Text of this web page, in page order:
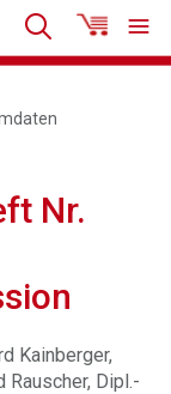
Nr.
Kainberger,
Rauscher, Dipl.-